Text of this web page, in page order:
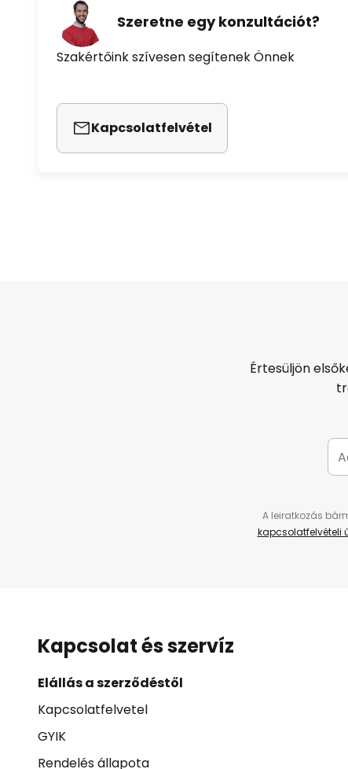
Szeretne egy konzultációt?
Szakértőink szívesen segítenek Önnek
Kapcsolatfelvétel
Értesüljön
A leiratkozás
kapcsolatfelvételi
Kapcsolat és szervíz
Elállás a szerződéstől
Kapcsolatfelvetel
GYIK
Rendelés állapota